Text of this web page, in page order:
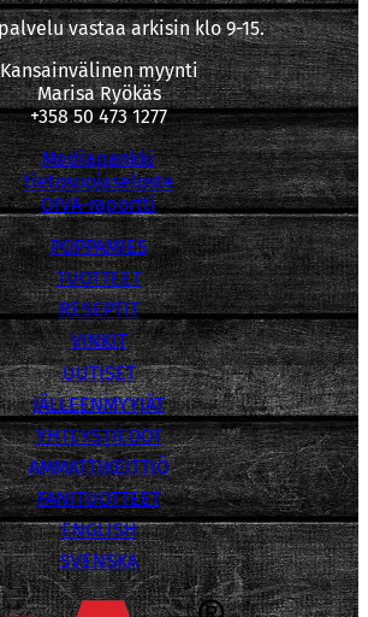
vastaa arkisin klo 9-15.
Kansainvälinen myynti
Marisa Ryökäs
+358 50 473 1277
Mediapankki
tietosuojaseloste
OIVA-raportti
POPPAMIES
TUOTTEET
RESEPTIT
VINKIT
UUTISET
JÄLLEENMYYJÄT
YHTEYSTIEDOT
AMMATTIKEITTIÖ
FANITUOTTEET
ENGLISH
SVENSKA